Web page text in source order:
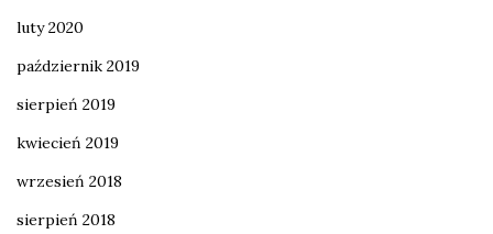
luty 2020
październik 2019
sierpień 2019
kwiecień 2019
wrzesień 2018
sierpień 2018